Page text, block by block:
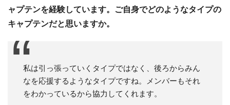
ャプテンを経験しています。ご自身でどのようなタイプの
キャプテンだと思いますか。
私は引っ張っていくタイプではなく、後ろからみん
なを応援するようなタイプですね。メンバーもそれ
をわかっているから協力してくれます。